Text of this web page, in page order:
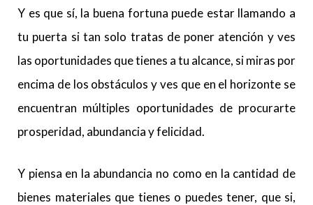
Y es que sí, la buena fortuna puede estar llamando a
tu puerta si tan solo tratas de poner atención y ves
las oportunidades que tienes a tu alcance, si miras por
encima de los obstáculos y ves que en el horizonte se
encuentran múltiples oportunidades de procurarte
prosperidad, abundancia y felicidad.
Y piensa en la abundancia no como en la cantidad de
bienes materiales que tienes o puedes tener, que si,